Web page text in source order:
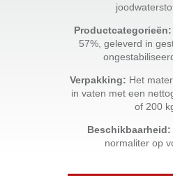
Productcategorieën:
57%, geleverd in
Verpakking: Het
in vaten met een
of 200
Beschikbaarheid:
normaliter op